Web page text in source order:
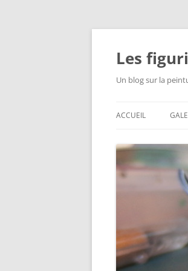
Aller
Les
Un blog sur la
ACCUEIL